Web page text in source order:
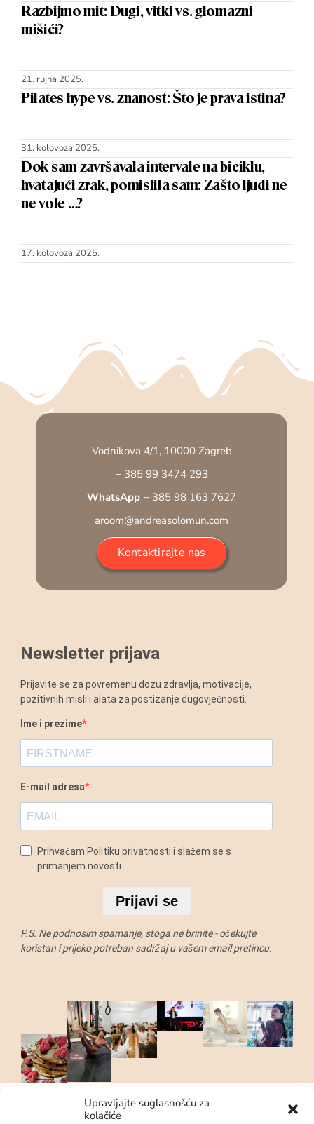
Upravljajte suglasnošću za
kolačiće
Razbijmo mit: Dugi, vitki vs. glomazni
mišići?
21. rujna 2025.
Pilates hype vs. znanost: Što je prava istina?
31. kolovoza 2025.
Dok sam završavala intervale na biciklu,
hvatajući zrak, pomislila sam: Zašto ljudi ne
ne vole …?
17. kolovoza 2025.
Vodnikova 4/1, 10000 Zagreb
+ 385 99 3474 293
WhatsApp + 385 98 163 7627
aroom@andreasolomun.com
Kontaktirajte nas
Newsletter prijava
Prijavite se za povremenu dozu zdravlja, motivacije,
pozitivnih misli i alata za postizanje dugovječnosti.
Ime i prezime
E-mail adresa
Prihvaćam Politiku privatnosti i slažem se s
primanjem novosti.
Prijavi se
P.S. Ne podnosim spamanje, stoga ne brinite - očekujte
koristan i prijeko potreban sadržaj u vašem email pretincu.